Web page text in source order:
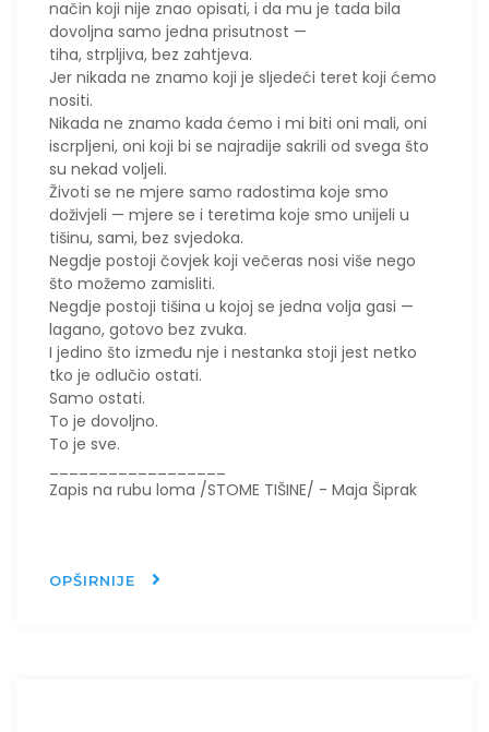
način koji nije znao opisati, i da mu je tada bila
dovoljna samo jedna prisutnost —
tiha, strpljiva, bez zahtjeva.
Jer nikada ne znamo koji je sljedeći teret koji ćemo
nositi.
Nikada ne znamo kada ćemo i mi biti oni mali, oni
iscrpljeni, oni koji bi se najradije sakrili od svega što
su nekad voljeli.
Životi se ne mjere samo radostima koje smo
doživjeli — mjere se i teretima koje smo unijeli u
tišinu, sami, bez svjedoka.
Negdje postoji čovjek koji večeras nosi više nego
što možemo zamisliti.
Negdje postoji tišina u kojoj se jedna volja gasi —
lagano, gotovo bez zvuka.
I jedino što između nje i nestanka stoji jest netko
tko je odlučio ostati.
Samo ostati.
To je dovoljno.
To je sve.
Zapis na rubu loma /STOME TIŠINE/ - Maja Šiprak
OPŠIRNIJE